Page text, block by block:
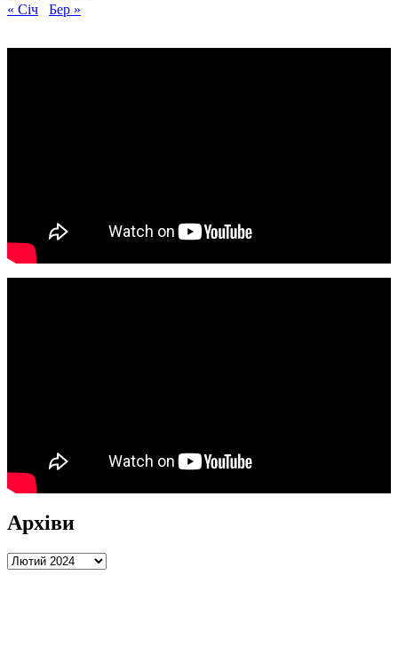
« Січ
Бер »
Архіви
Архіви